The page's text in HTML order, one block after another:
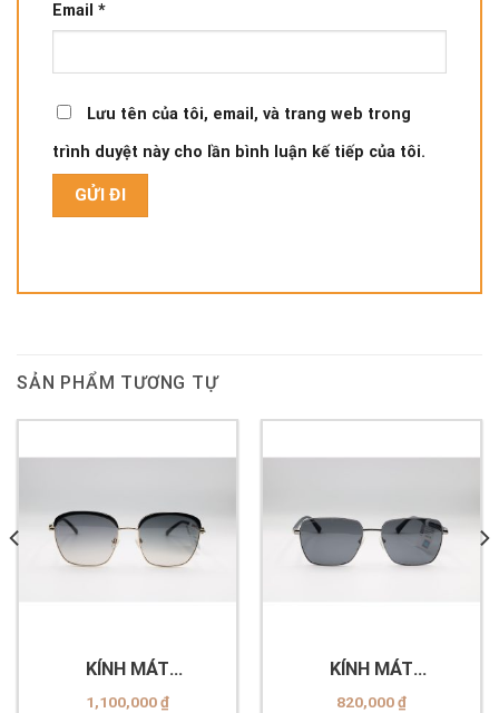
Email *
Lưu tên của tôi, email, và trang web trong
trình duyệt này cho lần bình luận kế tiếp của tôi.
SẢN PHẨM TƯƠNG TỰ
KÍNH MÁT
EXFASH_EF70950_C17
1,100,000₫
KÍNH MÁT
EXFASH_EF23008_C16
820,000₫